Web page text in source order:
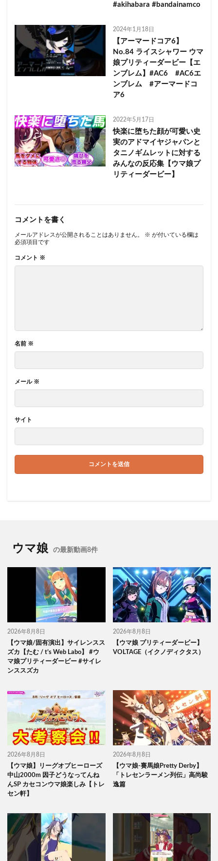
#akihabara #bandainamco
2024年1月18日
【アーマードコア6】
No.84 ライスシャワー ウマ
娘プリティーダービー【エ
ンブレム】#AC6 #AC6エ
ンブレム #アーマードコ
ア6
2022年5月17日
快楽に堕ちた顔が可愛い史
実のアドマイヤジャパンと
タニノギムレットに対する
みんなの反応集【ウマ娘プ
リティーダービー】
コメントを書く
メールアドレスが公開されることはありません。 ※ が付いている欄は
必須項目です
コメント ※
名前 ※
メール ※
サイト
ウマ娘 の最新動画8件
2026年8月8日
【ウマ娘/固有演出】サイレンスス
ズカ【たむ / t’s Web Labo】 #ウ
マ娘プリティーダービー #サイレ
ンススズカ
2026年8月8日
【ウマ娘 プリティーダービー】
VOLTAGE（イクノディクタス）
2026年8月8日
【ウマ娘】リーグオブヒーローズ
中山2000m 因子どうなってんね
んSP カセコンウマ娘楽しみ【トレ
セン軒】
2026年8月8日
【ウマ娘-賽馬娘Pretty Derby】
「トレセンラーメン列伝」高尚駿
逸篇